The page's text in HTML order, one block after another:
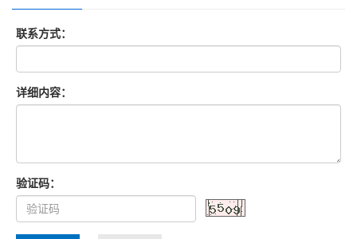
联系方式：
详细内容：
验证码：